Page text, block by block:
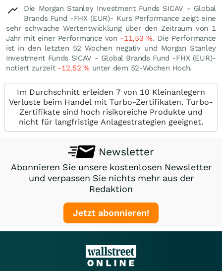
Die Morgan Stanley Investment Funds SICAV - Global
Brands Fund -FHX (EUR)- Kurs Performance zeigt eine
sehr schwache Wertentwicklung über den Zeitraum von 1
Jahr mit einer Performance von -11,53 %. Die Performance
ist in den letzten 52 Wochen negativ und Morgan Stanley
Investment Funds SICAV - Global Brands Fund -FHX (EUR)-
notiert zurzeit -12,52%unter dem 52-Wochen Hoch.
Im Durchschnitt erleiden 7 von 10 Kleinanlegern
Verluste beim Handel mit Turbo-Zertifikaten. Turbo-
Zertifikate sind hoch risikoreiche Produkte und
nicht für langfristige Anlagestrategien geeignet.
Newsletter
Abonnieren Sie unsere kostenlosen Newsletter
und verpassen Sie nichts mehr aus der
Redaktion
Jetzt abonnieren!